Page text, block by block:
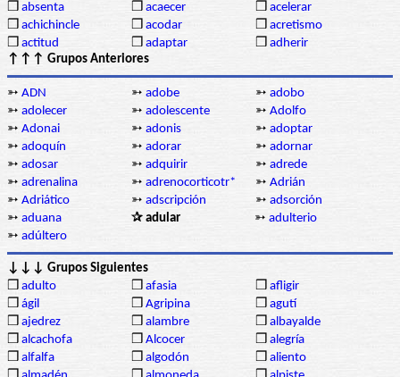
❒ absenta ❒ acaecer ❒ acelerar
❒ achichincle ❒ acodar ❒ acretismo
❒ actitud ❒ adaptar ❒ adherir
↑↑↑ Grupos Anteriores
➳ ADN ➳ adobe ➳ adobo
➳ adolecer ➳ adolescente ➳ Adolfo
➳ Adonai ➳ adonis ➳ adoptar
➳ adoquín ➳ adorar ➳ adornar
➳ adosar ➳ adquirir ➳ adrede
➳ adrenalina ➳ adrenocorticotr* ➳ Adrián
➳ Adriático ➳ adscripción ➳ adsorción
➳ aduana ✰ adular ➳ adulterio
➳ adúltero
↓↓↓ Grupos Siguientes
❒ adulto ❒ afasia ❒ afligir
❒ ágil ❒ Agripina ❒ agutí
❒ ajedrez ❒ alambre ❒ albayalde
❒ alcachofa ❒ Alcocer ❒ alegría
❒ alfalfa ❒ algodón ❒ aliento